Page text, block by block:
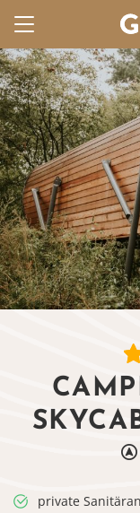
private